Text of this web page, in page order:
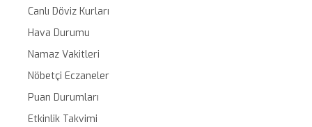
Canlı Döviz Kurları
Hava Durumu
Namaz Vakitleri
Nöbetçi Eczaneler
Puan Durumları
Etkinlik Takvimi